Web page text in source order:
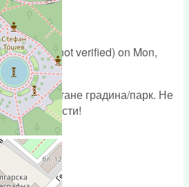
(not verified) on Mon,
да остане градина/парк. Не
още глупости!